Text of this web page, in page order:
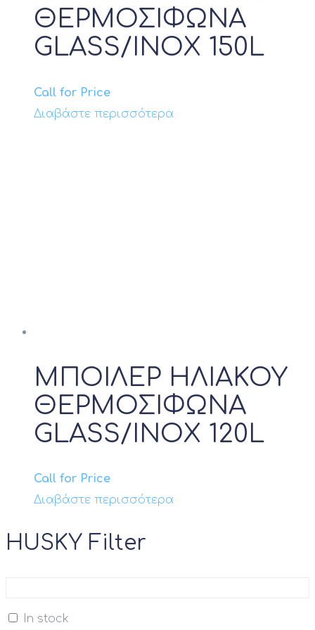
Προϊόν Αντίσταση
Προϊόν Θερμική Ισχύς kW
ΘΕΡΜΟΣΙΦΩΝΑ
GLASS/INOX 150L
Call for Price
Διαβάστε περισσότερα
ΜΠΟΙΛΕΡ ΗΛΙΑΚΟΥ
ΘΕΡΜΟΣΙΦΩΝΑ
GLASS/INOX 120L
Call for Price
Διαβάστε περισσότερα
HUSKY Filter
In stock